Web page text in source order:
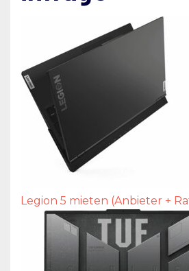
Legion 5 mieten (Anbieter +